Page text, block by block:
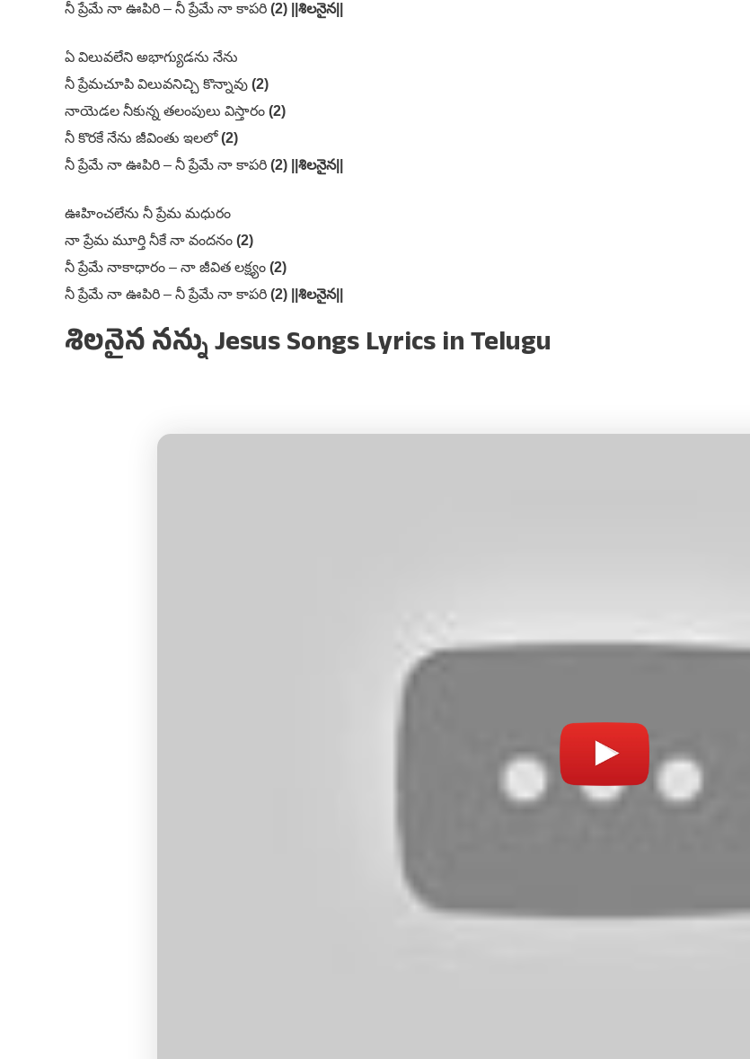
నీ ప్రేమే నా ఊపిరి – నీ ప్రేమే నా కాపరి (2) ||శిలనైన||
ఏ విలువలేని అభాగ్యుడను నేను
నీ ప్రేమచూపి విలువనిచ్చి కొన్నావు (2)
నాయెడల నీకున్న తలంపులు విస్తారం (2)
నీ కొరకే నేను జీవింతు ఇలలో(2)
నీ ప్రేమే నా ఊపిరి – నీ ప్రేమే నా కాపరి (2) ||శిలనైన||
ఊహించలేను నీ ప్రేమ మధురం
నా ప్రేమ మూర్తి నీకే నా వందనం (2)
నీ ప్రేమే నాకాధారం – నా జీవిత లక్ష్యం (2)
నీ ప్రేమే నా ఊపిరి – నీ ప్రేమే నా కాపరి (2) ||శిలనైన||
శిలనైన నన్ను Jesus Songs Lyrics in Telugu